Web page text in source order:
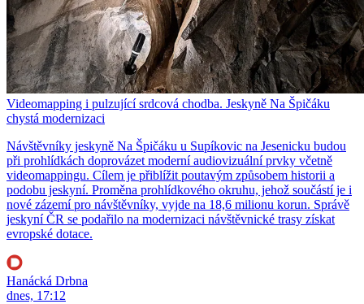
Videomapping i pulzující srdcová chodba. Jeskyně Na Špičáku
chystá modernizaci
Návštěvníky jeskyně Na Špičáku u Supíkovic na Jesenicku budou
při prohlídkách doprovázet moderní audiovizuální prvky včetně
videomappingu. Cílem je přiblížit poutavým způsobem historii a
podobu jeskyní. Proměna prohlídkového okruhu, jehož součástí je i
nové zázemí pro návštěvníky, vyjde na 18,6 milionu korun. Správě
jeskyní ČR se podařilo na modernizaci návštěvnické trasy získat
evropské dotace.
Hanácká Drbna
dnes, 17:12